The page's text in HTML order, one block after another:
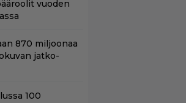
vuoden
870 miljoonaa
jatko-
100